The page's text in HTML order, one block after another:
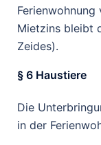
Mietzins bleibt
Zeides).
§ 6 Haustiere
Die
in der